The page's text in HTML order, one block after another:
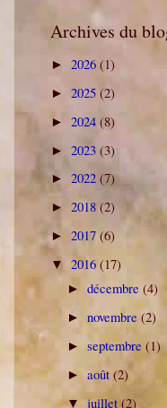
Archives du
► 2026 (1)
► 2025 (2)
► 2024 (8)
► 2023 (3)
► 2022 (7)
► 2018 (2)
► 2017 (6)
▼ 2016 (17)
► décembre (4)
► novembre (2)
►septembre (1)
► août (2)
▼juillet (2)